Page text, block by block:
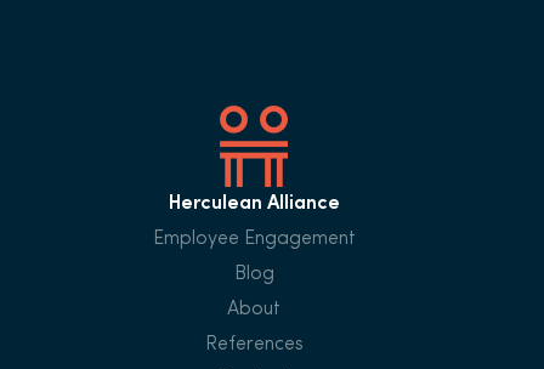
Herculean Alliance
Employee Engagement
Blog
About
References